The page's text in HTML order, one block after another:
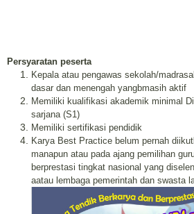
Persyaratan peserta
Kepala atau pengawas sekolah/
dasar dan menengah yangbmasih aktif
Memiliki kualifikasi akademik minimal
sarjana (S1)
Memiliki sertifikasi pendidik
Karya Best Practice belum pernah
manapun atau pada ajang pemilihan
berprestasi tingkat nasional yang
aatau lembaga pemerintah dan swasta